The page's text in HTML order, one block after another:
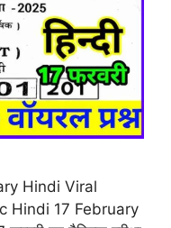
Hindi Viral
Hindi 17 February